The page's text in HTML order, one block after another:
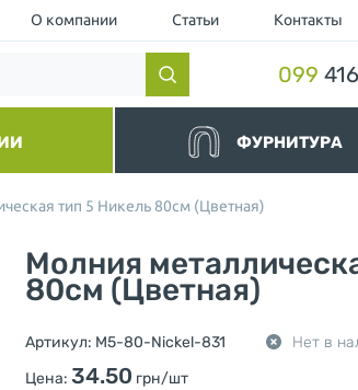
О компании Статьи Контакты
099
ФУРНИТУРА
Липучки и манжеты
Пуллер (Подвес для бегунка)
Шнурки для одежды
Нитки
тип 5 Никель 80см (Цветная)
Молния
80см (Цветная)
Артикул: M5-80-Nickel-831
Нет в
Цена: 34.50 грн/шт